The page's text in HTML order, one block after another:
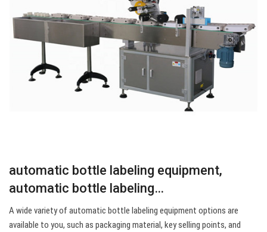
automatic bottle labeling equipment,
automatic bottle labeling…
A wide variety of automatic bottle labeling equipment options are
available to you, such as packaging material, key selling points, and